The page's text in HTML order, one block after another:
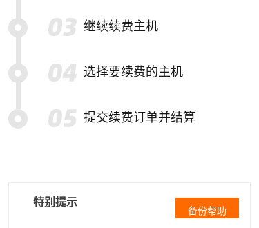
继续续费主机
选择要续费的主机
提交续费订单并结算
特别提示
备份帮助